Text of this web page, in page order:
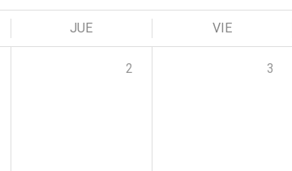
JUE VIE
2 3